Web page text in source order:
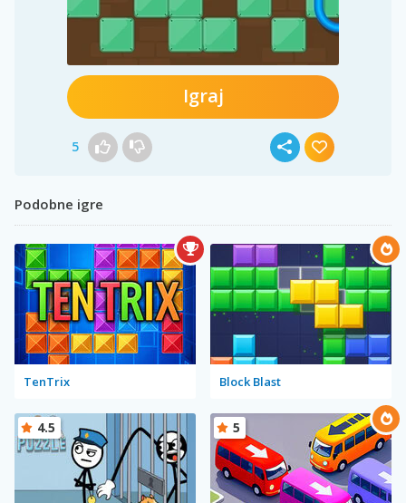
Igraj
5
Podobne igre
TenTrix Block Blast
4.5 5